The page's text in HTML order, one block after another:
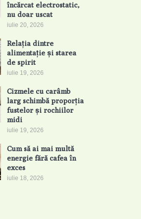
încărcat electrostatic,
nu doar uscat
iulie 20, 2026
Relația dintre
alimentație și starea
de spirit
iulie 19, 2026
Cizmele cu carâmb
larg schimbă proporția
fustelor și rochiilor
midi
iulie 19, 2026
Cum să ai mai multă
energie fără cafea în
exces
iulie 18, 2026